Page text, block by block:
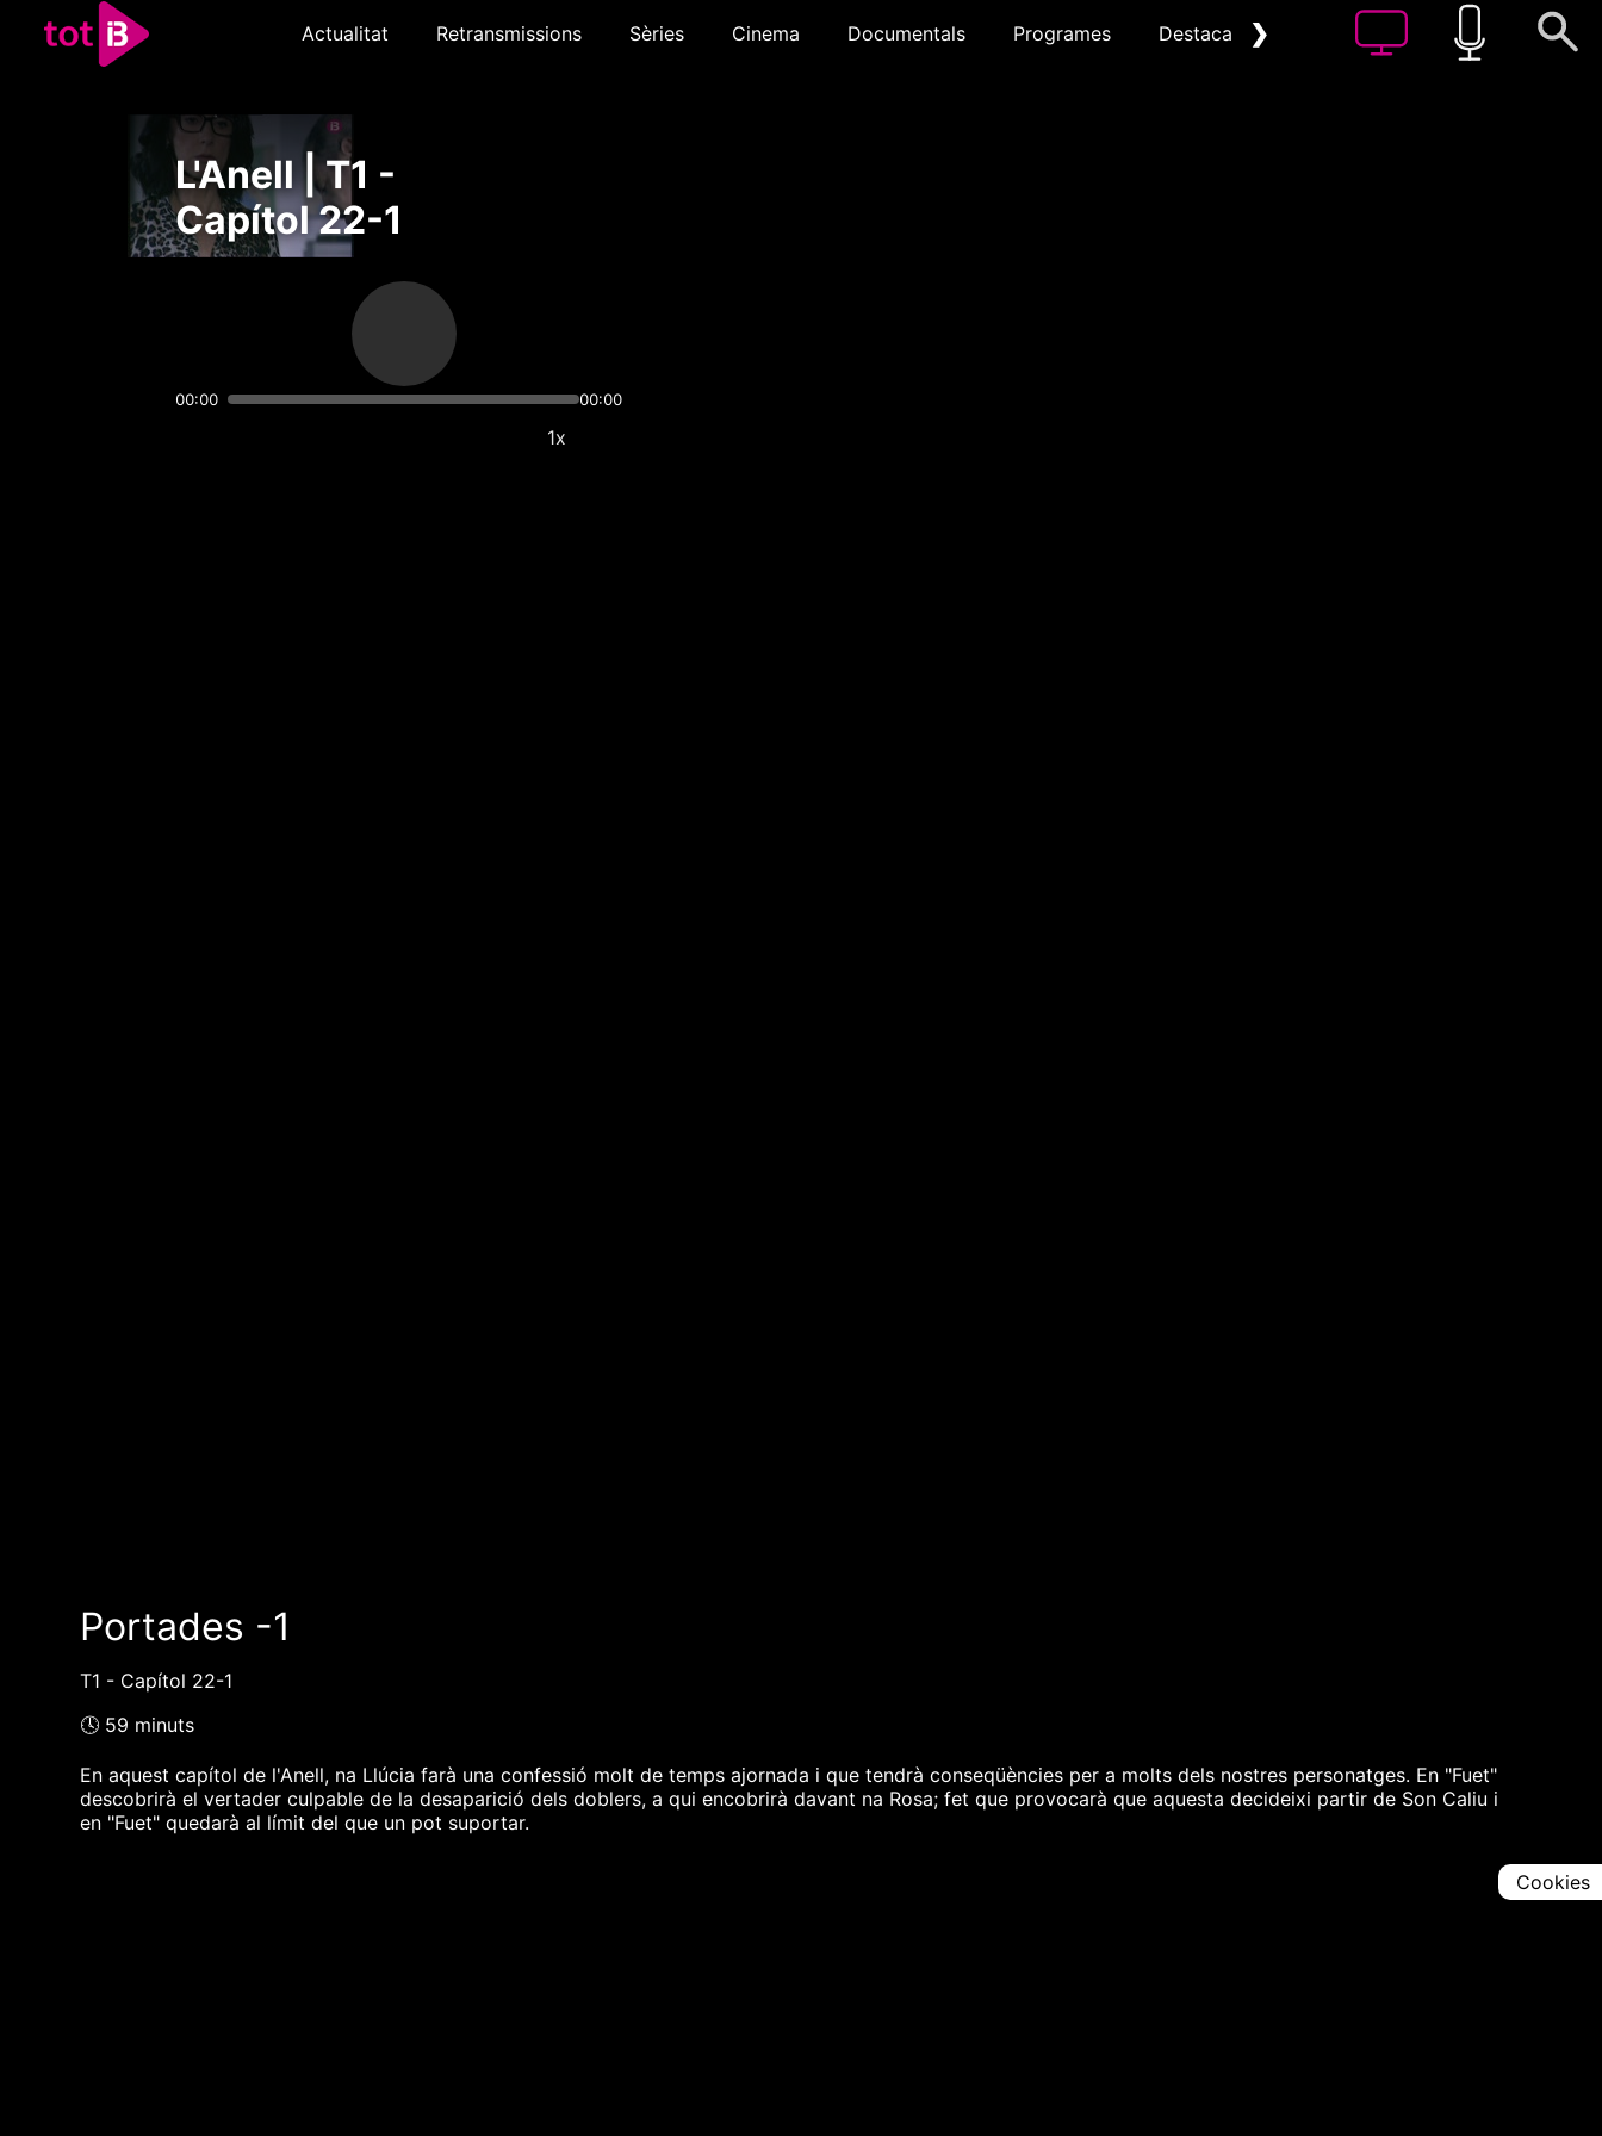
Actualitat Retransmissions Sèries Cinema Documentals Programes Destacat ❯
L'Anell | T1 -
Capítol 22-1
00:00 00:00
1x
Portades -1
T1 - Capítol 22-1
🕓 59 minuts
En aquest capítol de l'Anell, na Llúcia farà una confessió molt de temps ajornada i que tendrà conseqüències per a molts dels nostres personatges. En "Fuet"
descobrirà el vertader culpable de la desaparició dels doblers, a qui encobrirà davant na Rosa; fet que provocarà que aquesta decideixi partir de Son Caliu i
en "Fuet" quedarà al límit del que un pot suportar.
Cookies